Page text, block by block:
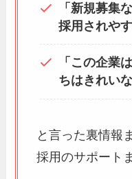
「新規募集
採用されやす
「この企業
ちはきれい
と言った裏情報
採用のサポート